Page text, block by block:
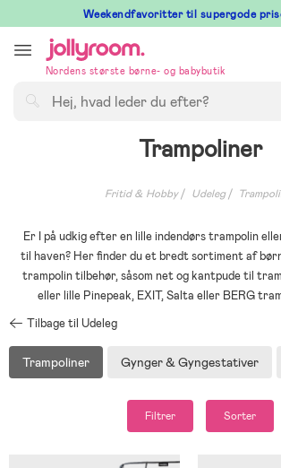
till
innehållet
Weekendfavoritter til supergode
Nordens største børne- og babybutik
Trampoliner
Fritid & Hobby Udeleg
Er I på udkig efter en lille indendørs trampolin
til haven? Her finder du et bredt sortiment af
trampolin tilbehør, såsom net og kantpude til
eller lille Pinepeak, EXIT, Salta eller BERG
Tilbage til Udeleg
Trampoliner Gynger & Gyngestativer
Filtrer Sorter